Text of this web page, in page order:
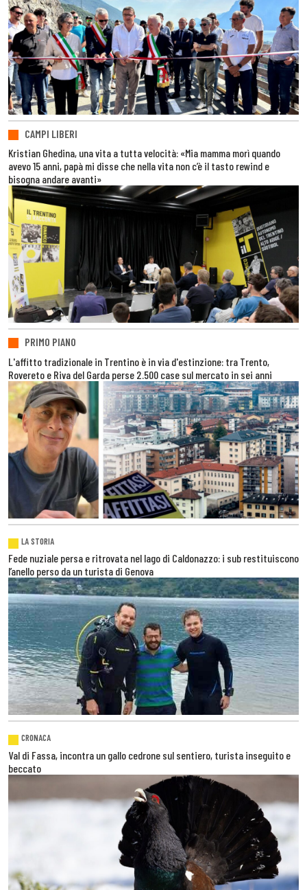
CAMPI LIBERI
Kristian Ghedina, una vita a tutta velocità: «Mia mamma morì quando
avevo 15 anni, papà mi disse che nella vita non c’è il tasto rewind e
bisogna andare avanti»
PRIMO PIANO
L'affitto tradizionale in Trentino è in via d'estinzione: tra Trento,
Rovereto e Riva del Garda perse 2.500 case sul mercato in sei anni
LA STORIA
Fede nuziale persa e ritrovata nel lago di Caldonazzo: i sub restituiscono
l’anello perso da un turista di Genova
CRONACA
Val di Fassa, incontra un gallo cedrone sul sentiero, turista inseguito e
beccato